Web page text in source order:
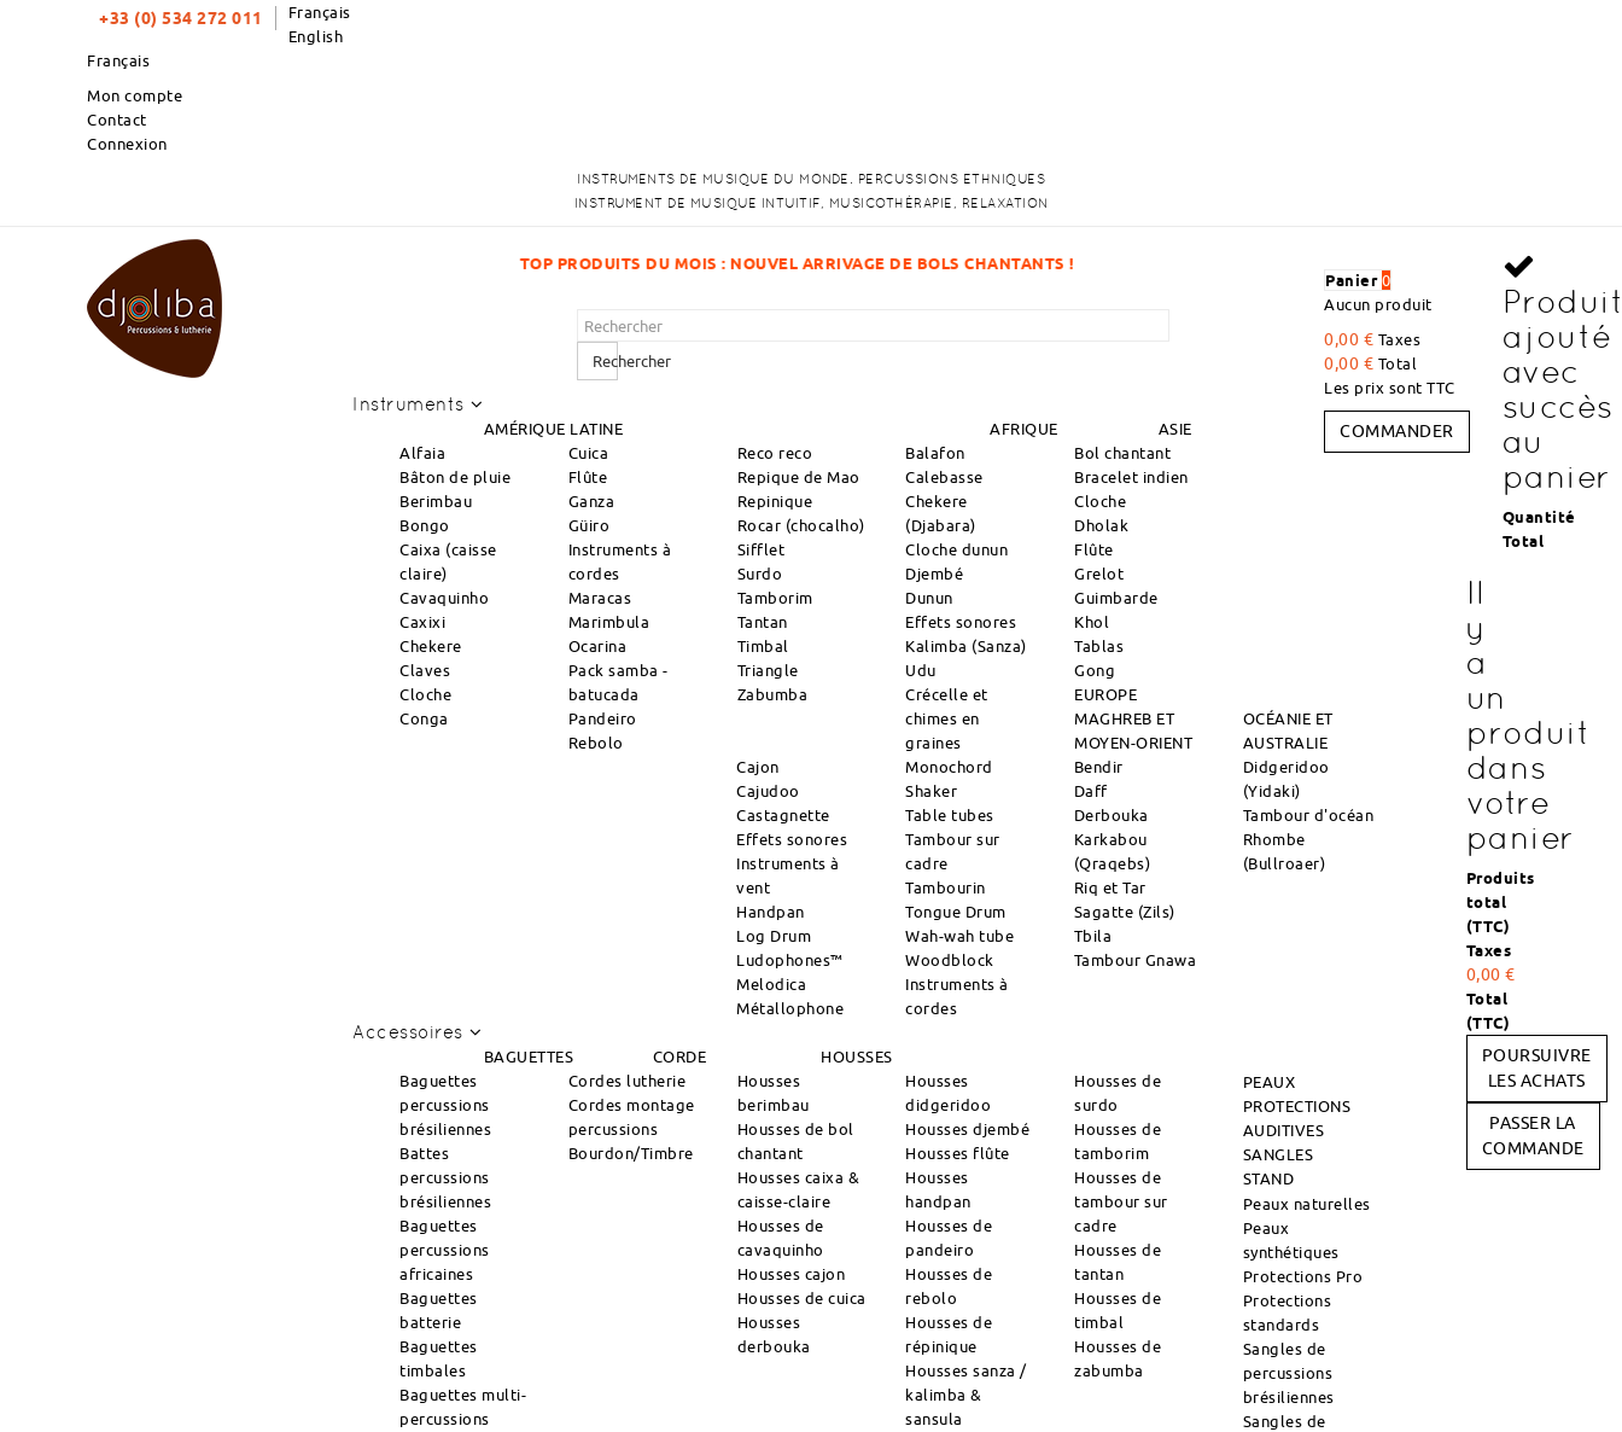
+33 (0) 534 272 011
Français
English
Français
Mon compte
Contact
Connexion
INSTRUMENTS DE MUSIQUE DU MONDE. PERCUSSIONS ETHNIQUES
INSTRUMENT DE MUSIQUE INTUITIF, MUSICOTHÉRAPIE, RELAXATION
TOP PRODUITS DU MOIS : NOUVEL ARRIVAGE DE BOLS CHANTANTS ! DÉCOUVREZ DES ARTICLES À DES PRIX
Rechercher
Instruments
AMÉRIQUE LATINE AFRIQUE
ASIE
Alfaia
Bâton de pluie
Berimbau
Bongo
Caixa (caisse
claire)
Cavaquinho
Caxixi
Chekere
Claves
Cloche
Conga
Cuica
Flûte
Ganza
Güiro
Instruments à
cordes
Maracas
Marimbula
Ocarina
Pack samba -
batucada
Pandeiro
Rebolo
Reco reco
Repique de Mao
Repinique
Rocar (chocalho)
Sifflet
Surdo
Tamborim
Tantan
Timbal
Triangle
Zabumba
Balafon
Calebasse
Chekere
(Djabara)
Cloche dunun
Djembé
Dunun
Effets sonores
Kalimba (Sanza)
Udu
Crécelle et
chimes en
graines
Bol chantant
Bracelet indien
Cloche
Dholak
Flûte
Grelot
Guimbarde
Khol
Tablas
Gong
EUROPE
MAGHREB ET
MOYEN-ORIENT
OCÉANIE ET
AUSTRALIE
Cajon
Cajudoo
Castagnette
Effets sonores
Instruments à
vent
Handpan
Log Drum
Ludophones™
Melodica
Métallophone
Monochord
Shaker
Table tubes
Tambour sur
cadre
Tambourin
Tongue Drum
Wah-wah tube
Woodblock
Instruments à
cordes
Bendir
Daff
Derbouka
Karkabou
(Qraqebs)
Riq et Tar
Sagatte (Zils)
Tbila
Tambour Gnawa
Didgeridoo
(Yidaki)
Tambour d'océan
Rhombe
(Bullroaer)
Accessoires
BAGUETTES CORDE
HOUSSES
Baguettes
percussions
brésiliennes
Battes
percussions
brésiliennes
Baguettes
percussions
africaines
Baguettes
batterie
Baguettes
timbales
Baguettes multi-
percussions
Cordes lutherie
Cordes montage
percussions
Bourdon/Timbre
Housses
berimbau
Housses de bol
chantant
Housses caixa &
caisse-claire
Housses de
cavaquinho
Housses cajon
Housses de cuica
Housses
derbouka
Housses
didgeridoo
Housses djembé
Housses flûte
Housses
handpan
Housses de
pandeiro
Housses de
rebolo
Housses de
répinique
Housses sanza /
kalimba &
sansula
Housses de
surdo
Housses de
tamborim
Housses de
tambour sur
cadre
Housses de
tantan
Housses de
timbal
Housses de
zabumba
PEAUX
PROTECTIONS
AUDITIVES
SANGLES
STAND
Peaux naturelles
Peaux
synthétiques
Protections Pro
Protections
standards
Sangles de
percussions
brésiliennes
Sangles de
Panier 0
Aucun produit
0,00 € Taxes
0,00 € Total
Les prix sont TTC
COMMANDER
ajouté
avec
succès
au
panier
Quantité
Total
Il
y
a
un
produit
dans
votre
panier
Produits
total
(TTC)
Taxes
0,00 €
Total
(TTC)
POURSUIVRE
LES ACHATS
PASSER LA
COMMANDE